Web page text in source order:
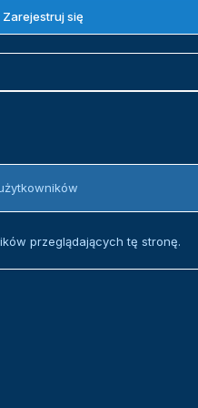
Zarejestruj się
przeglądających tę stronę.